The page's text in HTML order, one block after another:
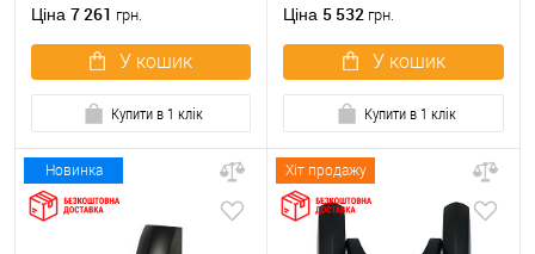
Ціна 7 261 грн.
У кошик
Купити в 1 клік
Ціна 5 532 грн.
У кошик
Купити в 1 клік
Новинка Хіт продажу